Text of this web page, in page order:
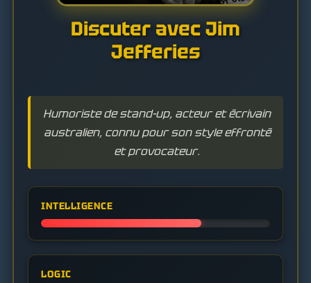
Discuter avec Jim
Jefferies
Humoriste de stand-up, acteur et écrivain
australien, connu pour son style effronté
et provocateur.
INTELLIGENCE
LOGIC